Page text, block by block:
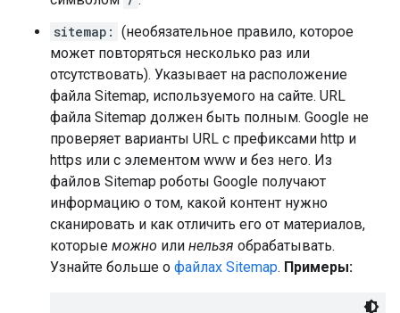
sitemap: (необязательное правило, которое
может повторяться несколько раз или
отсутствовать). Указывает на расположение
файла Sitemap, используемого на сайте. URL
файла Sitemap должен быть полным. Google не
проверяет варианты URL с префиксами http и
https или с элементом www и без него. Из
файлов Sitemap роботы Google получают
информацию о том, какой контент нужно
сканировать и как отличить его от материалов,
которые можно или нельзя обрабатывать.
Узнайте больше о файлах Sitemap. Примеры: